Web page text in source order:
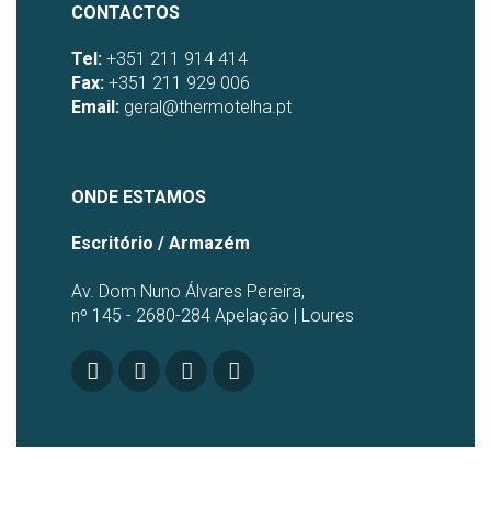
CONTACTOS
Tel: +351 211 914 414
Fax: +351 211 929 006
Email: geral@thermotelha.pt
ONDE ESTAMOS
Escritório / Armazém
Av. Dom Nuno Álvares Pereira,
nº 145 - 2680-284 Apelação | Loures